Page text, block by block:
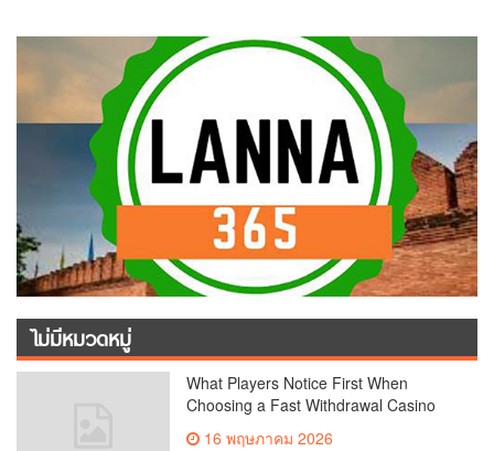
ไม่มีหมวดหมู่
What Players Notice First When
Choosing a Fast Withdrawal Casino
UK 16 พฤษภาคม 2026